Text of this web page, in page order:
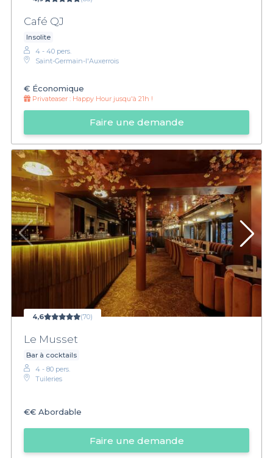
Café QJ
Insolite
4 - 40 pers.
Saint-Germain-l'Auxerrois
€ Économique
Privateaser : Happy Hour jusqu'à 21h !
Faire une demande
4,6 (70)
Le Musset
Bar à cocktails
4 - 80 pers.
Tuileries
€€ Abordable
Faire une demande